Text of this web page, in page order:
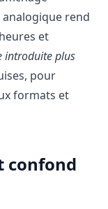
analogique rend
et
introduite plus
pour
formats et
confond